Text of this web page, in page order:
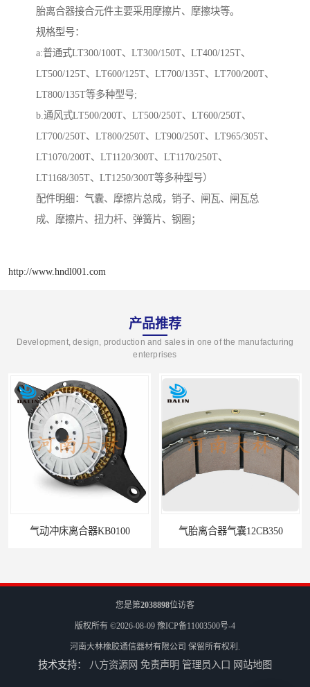
胎离合器接合元件主要采用摩擦片、摩擦块等。
规格型号：
a:普通式LT300/100T、LT300/150T、LT400/125T、
LT500/125T、LT600/125T、LT700/135T、LT700/200T、
LT800/135T等多种型号;
b.通风式LT500/200T、LT500/250T、LT600/250T、
LT700/250T、LT800/250T、LT900/250T、LT965/305T、
LT1070/200T、LT1120/300T、LT1170/250T、
LT1168/305T、LT1250/300T等多种型号）
配件明细：气囊、摩擦片总成，销子、闸瓦、闸瓦总
成、摩擦片、扭力杆、弹簧片、钢圈；
http://www.hndl001.com
产品推荐
Development, design, production and sales in one of the manufacturing
enterprises
气动冲床离合器KB0100 气胎离合器气囊12CB350
您是第2038898位访客
版权所有 ©2026-08-09 豫ICP备11003500号-4
河南大林橡胶通信器材有限公司 保留所有权利.
技术支持： 八方资源网 免责声明 管理员入口 网站地图